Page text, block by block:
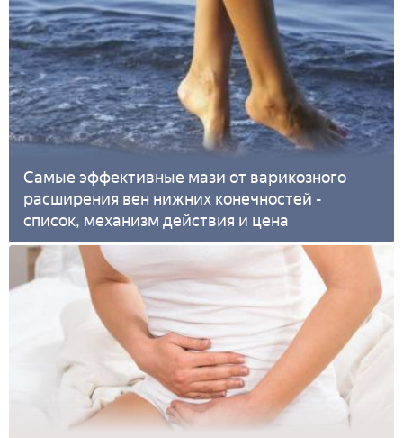
Самые эффективные мази от варикозного
расширения вен нижних конечностей -
список, механизм действия и цена